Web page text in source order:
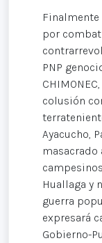
por
PNP
colusión
Ayacucho,
masacrado
Huallaga y
guerra
expresará
Gobierno-